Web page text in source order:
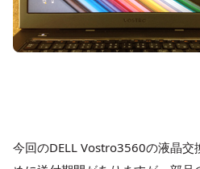
今回のDELL Vostro3560の液晶交